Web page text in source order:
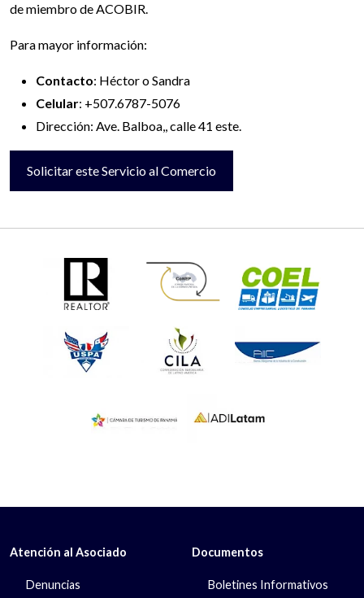
de miembro de ACOBIR.
Para mayor información:
Contacto: Héctor o Sandra
Celular: +507.6787-5076
Dirección: Ave. Balboa,, calle 41 este.
Solicitar este Servicio al Comercio
Atención al Asociado
Denuncias
Documentos
Boletines Informativos